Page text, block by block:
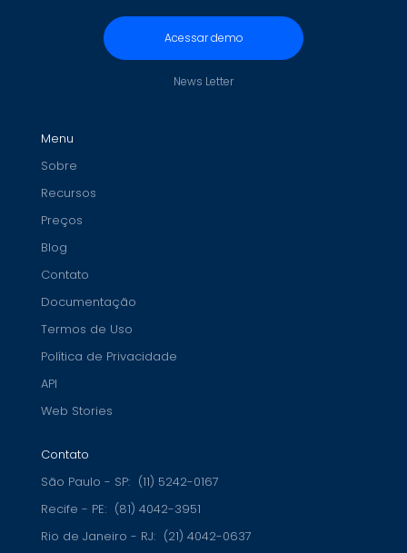
Acessar demo
News Letter
Menu
Sobre
Recursos
Preços
Blog
Contato
Documentação
Termos de Uso
Política de Privacidade
API
Web Stories
Contato
São Paulo - SP: (11) 5242-0167
Recife - PE: (81) 4042-3951
Rio de Janeiro - RJ: (21) 4042-0637